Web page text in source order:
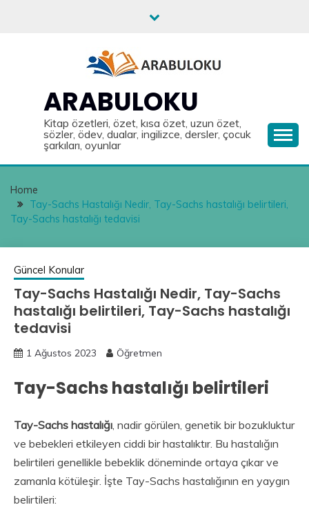
ARABULOKU
Kitap özetleri, özet, kısa özet, uzun özet,
sözler, ödev, dualar, ingilizce, dersler, çocuk
şarkıları, oyunlar
Home
Tay-Sachs Hastalığı Nedir, Tay-Sachs hastalığı belirtileri,
Tay-Sachs hastalığı tedavisi
Güncel Konular
Tay-Sachs Hastalığı Nedir, Tay-Sachs
hastalığı belirtileri, Tay-Sachs hastalığı
tedavisi
1 Ağustos 2023 Öğretmen
Tay-Sachs hastalığı belirtileri
Tay-Sachs hastalığı , nadir görülen, genetik bir bozukluktur
ve bebekleri etkileyen ciddi bir hastalıktır. Bu hastalığın
belirtileri genellikle bebeklik döneminde ortaya çıkar ve
zamanla kötüleşir. İşte Tay-Sachs hastalığının en yaygın
belirtileri: